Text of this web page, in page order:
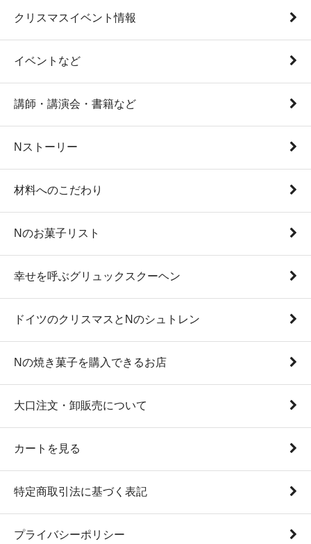
クリスマスイベント情報
イベントなど
講師・講演会・書籍など
Nストーリー
材料へのこだわり
Nのお菓子リスト
幸せを呼ぶグリュックスクーヘン
ドイツのクリスマスとNのシュトレン
Nの焼き菓子を購入できるお店
大口注文・卸販売について
カートを見る
特定商取引法に基づく表記
プライバシーポリシー